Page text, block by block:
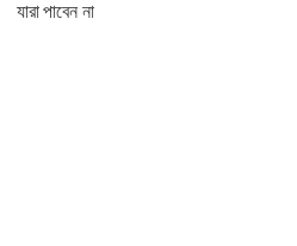
যারা পাবেন না